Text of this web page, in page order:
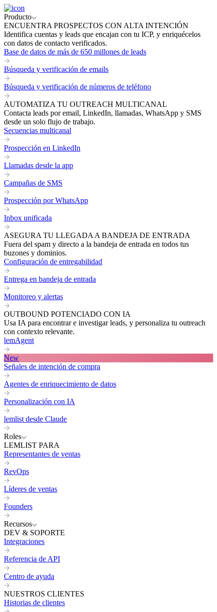
Producto
ENCUENTRA PROSPECTOS CON ALTA INTENCIÓN
Identifica cuentas y leads que encajan con tu ICP, y enriquécelos
con datos de contacto verificados.
Base de datos de más de 650 millones de leads
Búsqueda y verificación de emails
Búsqueda y verificación de números de teléfono
AUTOMATIZA TU OUTREACH MULTICANAL
Contacta leads por email, LinkedIn, llamadas, WhatsApp y SMS
desde un solo flujo de trabajo.
Secuencias multicanal
Prospección en LinkedIn
Llamadas desde la app
Campañas de SMS
Prospección por WhatsApp
Inbox unificada
ASEGURA TU LLEGADA A BANDEJA DE ENTRADA
Fuera del spam y directo a la bandeja de entrada en todos tus
buzones y dominios.
Configuración de entregabilidad
Entrega en bandeja de entrada
Monitoreo y alertas
OUTBOUND POTENCIADO CON IA
Usa IA para encontrar e investigar leads, y personaliza tu outreach
con contexto relevante.
lemAgent
New
Señales de intención de compra
Agentes de enriquecimiento de datos
Personalización con IA
lemlist desde Claude
Roles
LEMLIST PARA
Representantes de ventas
RevOps
Líderes de ventas
Founders
Recursos
DEV & SOPORTE
Integraciones
Referencia de API
Centro de ayuda
NUESTROS CLIENTES
Historias de clientes